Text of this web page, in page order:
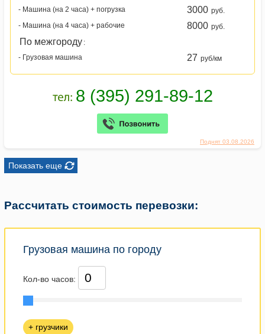
Поднят 03.08.2026
- Машина (на 2 часа) + погрузка
3000 руб.
- Машина (на 4 часа) + рабочие
8000 руб.
По межгороду :
- Грузовая машина
27 руб/км
Показать еще
Рассчитать стоимость перевозки:
Грузовая машина по городу
Кол-во часов:
+ грузчики